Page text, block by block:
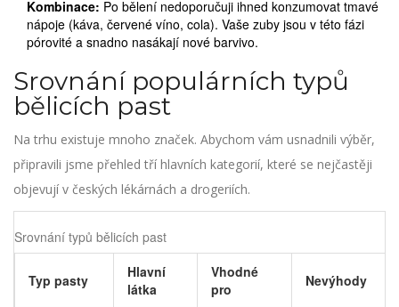
Kombinace: Po bělení nedoporučuji ihned konzumovat tmavé
nápoje (káva, červené víno, cola). Vaše zuby jsou v této fázi
pórovité a snadno nasákají nové barvivo.
Srovnání populárních typů
bělicích past
Na trhu existuje mnoho značek. Abychom vám usnadnili výběr,
připravili jsme přehled tří hlavních kategorií, které se nejčastěji
objevují v českých lékárnách a drogeriích.
Srovnání typů bělicích past
Typ pasty
Hlavní
látka
Vhodné
pro
Nevýhody